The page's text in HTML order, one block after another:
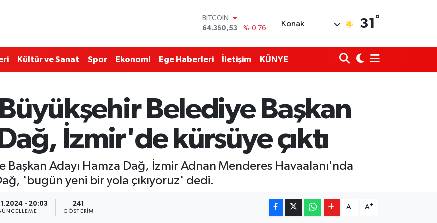
DOLAR
47,7069
%0.17
55,0265
%0.01
STERLİN
BİST100
13.887
%64
BITCOIN
64.360,53
Konak 31 °
Kültür ve Sanat Spor Ekonomi Ege Haberleri İletişim KÜNYE
Belediye Başkan
İzmir'de kürsüye çıktı
Başkan Adayı Hamza Dağ, İzmir Adnan Menderes Havaalanı'nda
'bugün yeni bir yola çıkıyoruz' dedi.
- 20:03 241
GÖSTERIM
A- A+